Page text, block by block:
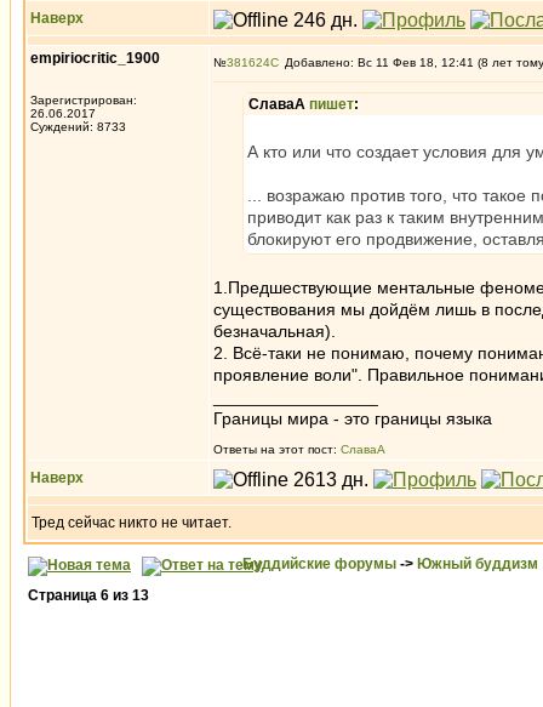
Наверх
empiriocritic_1900
Зарегистрирован:
26.06.2017
Суждений: 8733
№381624 Добавлено: Вс 11 Фев 18, 12:41 (8 лет
СлаваА пишет:
А кто или что создает условия для
... возражаю против того, что
приводит как раз к таким
блокируют его продвижение,
1.Предшествующие ментальные
существования мы дойдём лишь в
безначальная).
2. Всё-таки не понимаю, почему
проявление воли". Правильное
Границы мира - это границы языка
Ответы на этот пост: СлаваА
Наверх
Тред сейчас никто не читает.
Буддийские форумы -> Южный буддизм
Страница 6 из 13